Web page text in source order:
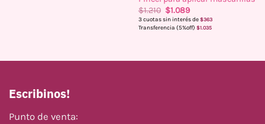
$1.210 El
precio
original
$1.089El
precio
actual
3 cuotas sin interés de $363
Transferencia (5%off) $1.035
Escribinos!
Punto de venta: